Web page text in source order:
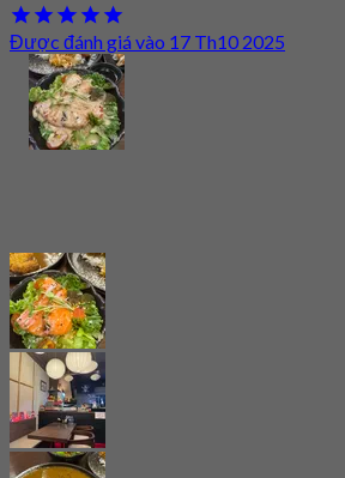
Được đánh giá vào 17 Th10 2025